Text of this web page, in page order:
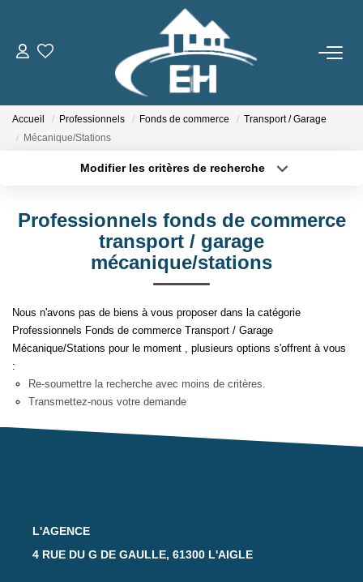
ACHETER
Nos Biens
ESTIMER
Qui Sommes-Nous
Nos Actualités
Accueil Professionnels Fonds de commerce
Transport / Garage
Mécanique/Stations
Modifier les critères de recherche
Sélectionnez...
Type de bien
Surface min
Créer une alerte
Professionnels fonds de commerce
transport / garage
mécanique/stations
Nous n'avons pas de biens à vous proposer dans la catégorie
Professionnels Fonds de commerce Transport / Garage
Mécanique/Stations pour le moment , plusieurs options s'offrent à vous
:
Re-soumettre la recherche avec moins de critères.
Transmettez-nous votre demande
L'AGENCE
4 RUE DU G DE GAULLE, 61300 L'AIGLE